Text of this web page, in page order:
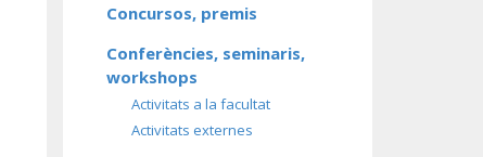
Concursos, premis
Conferències, seminaris,
workshops
Activitats a la facultat
Activitats externes